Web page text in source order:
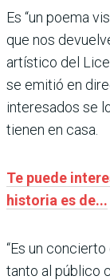
Es “un poema
que nos
artístico del
se emitió en
interesados se
tienen en casa.
Te puede
historia es de...
“Es un
tanto al público